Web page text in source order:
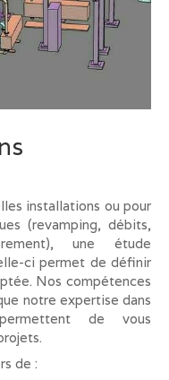
installations ou pour
(revamping, débits,
une étude
ci permet de définir
Nos compétences
notre expertise dans
de vous
de :